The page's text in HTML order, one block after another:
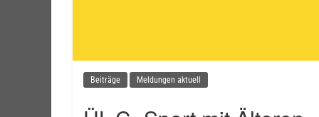
Beiträge Meldungen aktuell